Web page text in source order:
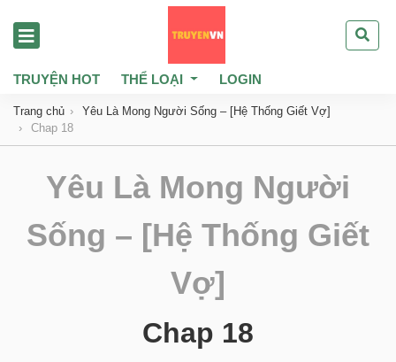
TRUYỆN HOT THỂ LOẠI LOGIN
Trang chủ
Yêu Là Mong Người Sống – [Hệ Thống Giết Vợ]
Chap 18
Yêu Là Mong Người
Sống – [Hệ Thống Giết
Vợ]
Chap 18